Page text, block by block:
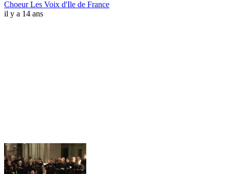
Choeur Les Voix d'Ile de France
il y a 14 ans